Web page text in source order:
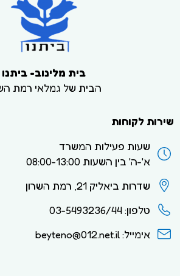
בית מלינוב- ביתנו
הבית של גמלאי רמת
שירות לקוחות
שעות פעילות המשרד
א'-ה' בין השעות 08:00-13:00
שדרות ביאליק 21, רמת השרון
טלפון: 03-5493236/44
אימייל: beyteno@012.net.il